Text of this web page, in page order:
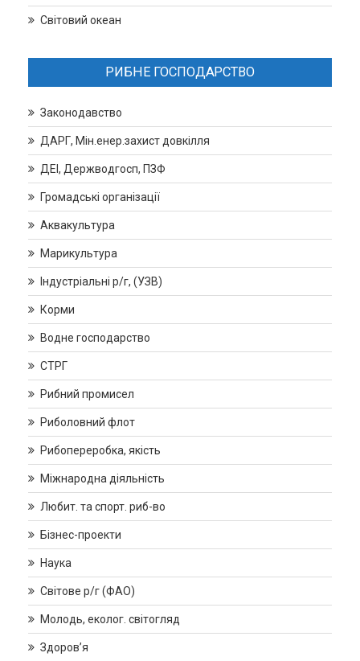
Світовий океан
РИБНЕ ГОСПОДАРСТВО
Законодавство
ДАРГ, Мін.енер.захист довкілля
ДЕІ, Держводгосп, ПЗФ
Громадські організації
Аквакультура
Марикультура
Індустріальні р/г, (УЗВ)
Корми
Водне господарство
СТРГ
Рибний промисел
Риболовний флот
Рибопереробка, якість
Міжнародна діяльність
Любит. та спорт. риб-во
Бізнес-проекти
Наука
Світове р/г (ФАО)
Молодь, еколог. світогляд
Здоров’я